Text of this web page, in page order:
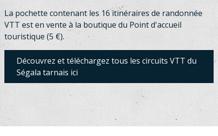
La pochette contenant les 16 itinéraires de randonnée
VTT est en vente à la boutique du Point d'accueil
touristique (5 €).
Découvrez et téléchargez tous les circuits VTT du
Ségala tarnais ici